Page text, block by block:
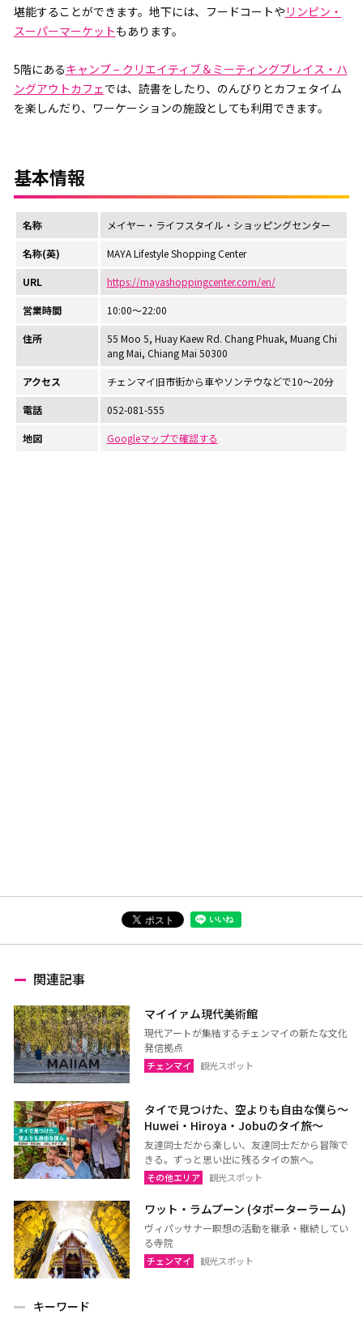
堪能することができます。地下には、フードコートや リンピン・
スーパーマーケットもあります。
5階にあるキャンプ – クリエイティブ＆ミーティングプレイス・ハ
ングアウトカフェ では、読書をしたり、のんびりとカフェタイム
を楽しんだり、ワーケーションの施設としても利用できます。
基本情報
名称 メイヤー・ライフスタイル・ショッピングセンター
名称(英) MAYA Lifestyle Shopping Center
URL https://mayashoppingcenter.com/en/
営業時間 10:00～22:00
住所
55 Moo 5, Huay Kaew Rd. Chang Phuak, Muang Chi
ang Mai, Chiang Mai 50300
アクセス チェンマイ旧市街から車やソンテウなどで10～20分
電話 052-081-555
地図 Googleマップで確認する
関連記事
マイイァム現代美術館
現代アートが集結するチェンマイの新たな文化
発信拠点
チェンマイ 観光スポット
タイで見つけた、空よりも自由な僕ら～
Huwei・Hiroya・Jobuのタイ旅～
友達同士だから楽しい、友達同士だから冒険で
きる。ずっと思い出に残るタイの旅へ。
その他エリア 観光スポット
ワット・ラムプーン (タポーターラーム)
ヴィパッサナー瞑想の活動を継承・継続してい
る寺院
チェンマイ 観光スポット
キーワード